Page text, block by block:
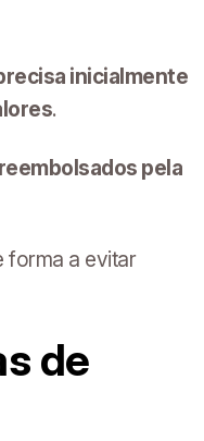
inicialmente
.
pela
forma a evitar
de